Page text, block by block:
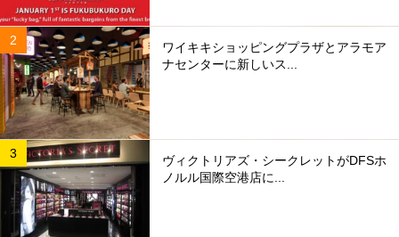
ワイキキショッピングプラザとアラモア
ナセンターに新しいス...
ヴィクトリアズ・シークレットがDFSホ
ノルル国際空港店に...